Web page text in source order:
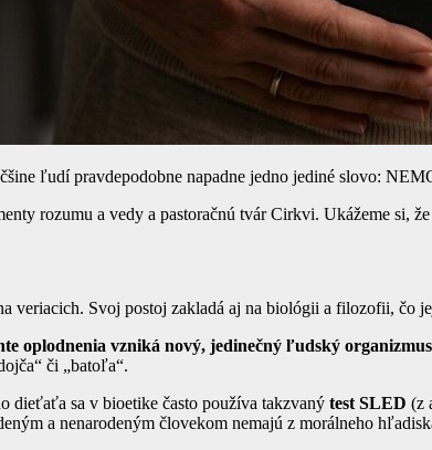
ľudí pravdepodobne napadne jedno jediné slovo:
rozumu a vedy a pastoračnú tvár Cirkvi. Ukážeme si,
veriacich. Svoj postoj zakladá aj na biológii a filozofii, čo
oplodnenia vzniká nový, jedinečný ľudský
či „batoľa“.
dieťaťa sa v bioetike často používa takzvaný test SLED (z
a nenarodeným človekom nemajú z morálneho